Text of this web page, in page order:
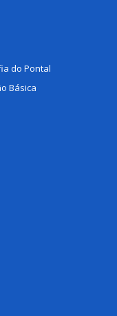
do Pontal
Básica